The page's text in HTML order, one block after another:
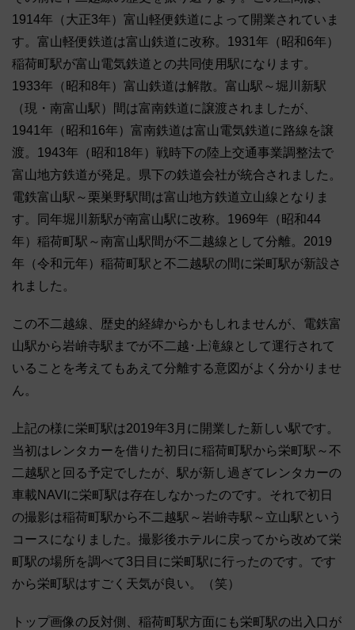
1914年（大正3年）富山軽便鉄道によって開業されていま
す。富山軽便鉄道は富山鉄道に改称。1931年（昭和6年）
稲荷町駅が富山電気鉄道との共同使用駅になります。
1933年（昭和8年）富山鉄道は解散。富山駅～堀川新駅
（現・南富山駅）間は富南鉄道に譲渡されましたが、
1941年（昭和16年）富南鉄道は富山電気鉄道に路線を譲
渡。1943年（昭和18年）戦時下の陸上交通事業調整法で
富山地方鉄道が発足。県下の鉄道会社が統合されました。
電鉄富山駅～栗巣野駅間は富山地方鉄道立山線となりま
す。同年堀川新駅が南富山駅に改称。1969年（昭和44
年）稲荷町駅～南富山駅間が不二越線として分離。2019
年（令和元年）稲荷町駅と不二越駅の間に栄町駅が新設さ
れました。
この不二越線、歴史的経緯からかもしれませんが、電鉄富
山駅から岩峅寺駅までが不二越･上滝線として運行されて
いることを考えてもあえて分離する意図がよく分かりませ
ん。
上記の様に栄町駅は2019年3月に開業した新しい駅です。
当初はレンタカーを借りた初日に稲荷町駅から栄町駅～不
二越駅と回る予定でしたが、駅が新し過ぎてレンタカーの
車載NAVIに栄町駅は存在しなかったのです。それで初日
の撮影は稲荷町駅から不二越駅～岩峅寺駅～立山駅という
コースになりました。撮影後ホテルに戻ってから改めて栄
町駅の場所を調べて3日目に栄町駅に行ったのです。です
から栄町駅はすごく天気が良い。（笑）
トップ画像の反対側、稲荷町駅方面にも栄町駅の出入口が